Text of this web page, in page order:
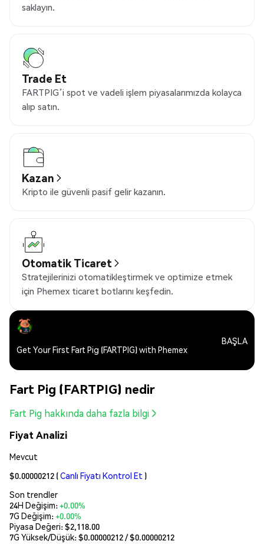
saklayın.
Trade Et
FARTPIG’i spot ve vadeli işlem piyasalarımızda kolayca
alıp satın.
Kazan
Kripto ile güvenli pasif gelir kazanın.
Otomatik Ticaret
Stratejilerinizi otomatikleştirmek ve optimize etmek
için Phemex ticaret botlarını keşfedin.
Get Your First Fart Pig (FARTPIG) with Phemex
BAŞLA
Fart Pig (FARTPIG) nedir
Fart Pig hakkında daha fazla bilgi
Fiyat Analizi
Mevcut
$0.00000212 (Canlı Fiyatı Kontrol Et )
Son trendler
24H Değişim:+0.00%
7G Değişim:+0.00%
Piyasa Değeri:$2,118.00
7G Yüksek/Düşük: $0.00000212/ $0.00000212